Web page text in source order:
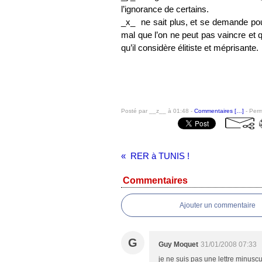
l’ignorance de certains.
_x_
ne sait plus, et se demande
mal que l’on ne peut pas vaincre et
qu’il considère élitiste et méprisante.
Posté par __z__ à 01:48 - Commentaires [ ] -
RER à TUNIS !
Commentaires
Ajouter un commentaire
G Guy Moquet 31/01/2008 07:33
je ne suis pas une lettre